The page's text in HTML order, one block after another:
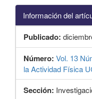
Información del
Publicado:
Número: Vol. 13
la Actividad Física
Sección: